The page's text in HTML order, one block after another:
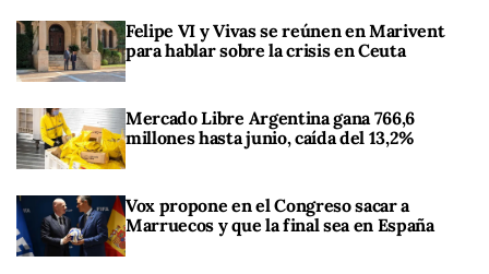
Felipe VI y Vivas se reúnen en Marivent
para hablar sobre la crisis en Ceuta
Mercado Libre Argentina gana 766,6
millones hasta junio, caída del 13,2%
Vox propone en el Congreso sacar a
Marruecos y que la final sea en España